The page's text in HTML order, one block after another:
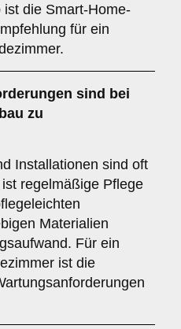
die Smart-Home-
für ein
sind bei
zu
Installationen sind oft
regelmäßige Pflege
Materialien
Für ein
ist die